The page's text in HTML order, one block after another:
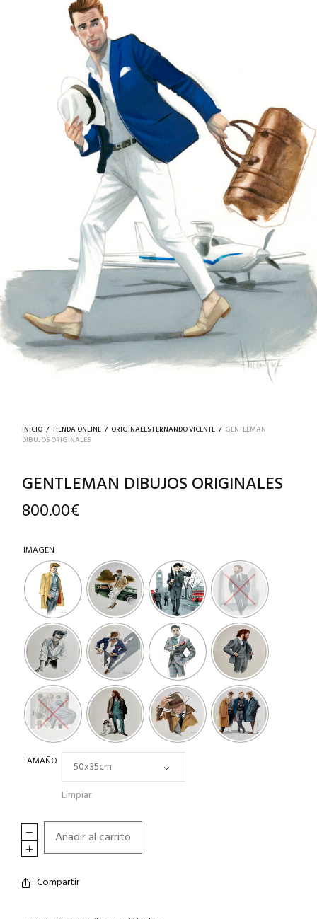
INICIO / TIENDA ONLINE / ORIGINALES FERNANDO VICENTE / GENTLEMAN
DIBUJOS ORIGINALES
GENTLEMAN DIBUJOS ORIGINALES
800.00€
IMAGEN
TAMAÑO
Limpiar
Añadir al carrito
Compartir